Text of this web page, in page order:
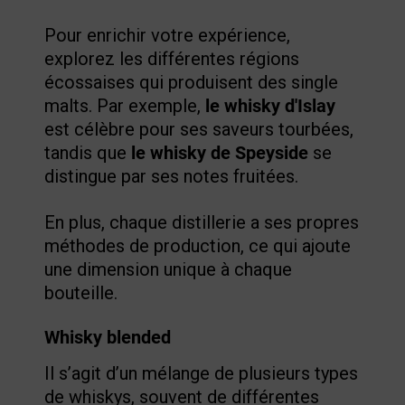
Pour enrichir votre expérience,
explorez les différentes régions
écossaises qui produisent des single
malts. Par exemple, le whisky d'Islay
est célèbre pour ses saveurs tourbées,
tandis que le whisky de Speyside se
distingue par ses notes fruitées.
En plus, chaque distillerie a ses propres
méthodes de production, ce qui ajoute
une dimension unique à chaque
bouteille.
Whisky blended
Il s’agit d’un mélange de plusieurs types
de whiskys, souvent de différentes